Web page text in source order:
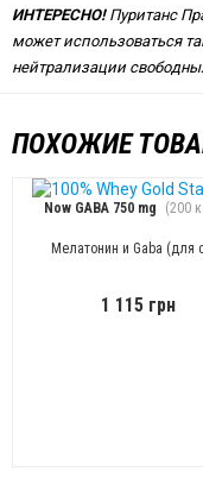
ИНТЕРЕСНО!Пуританс
может использоваться
нейтрализации
ПОХОЖИЕ
Now GABA 750 mg (200
Мелатонин и Gaba (для
1 115 грн